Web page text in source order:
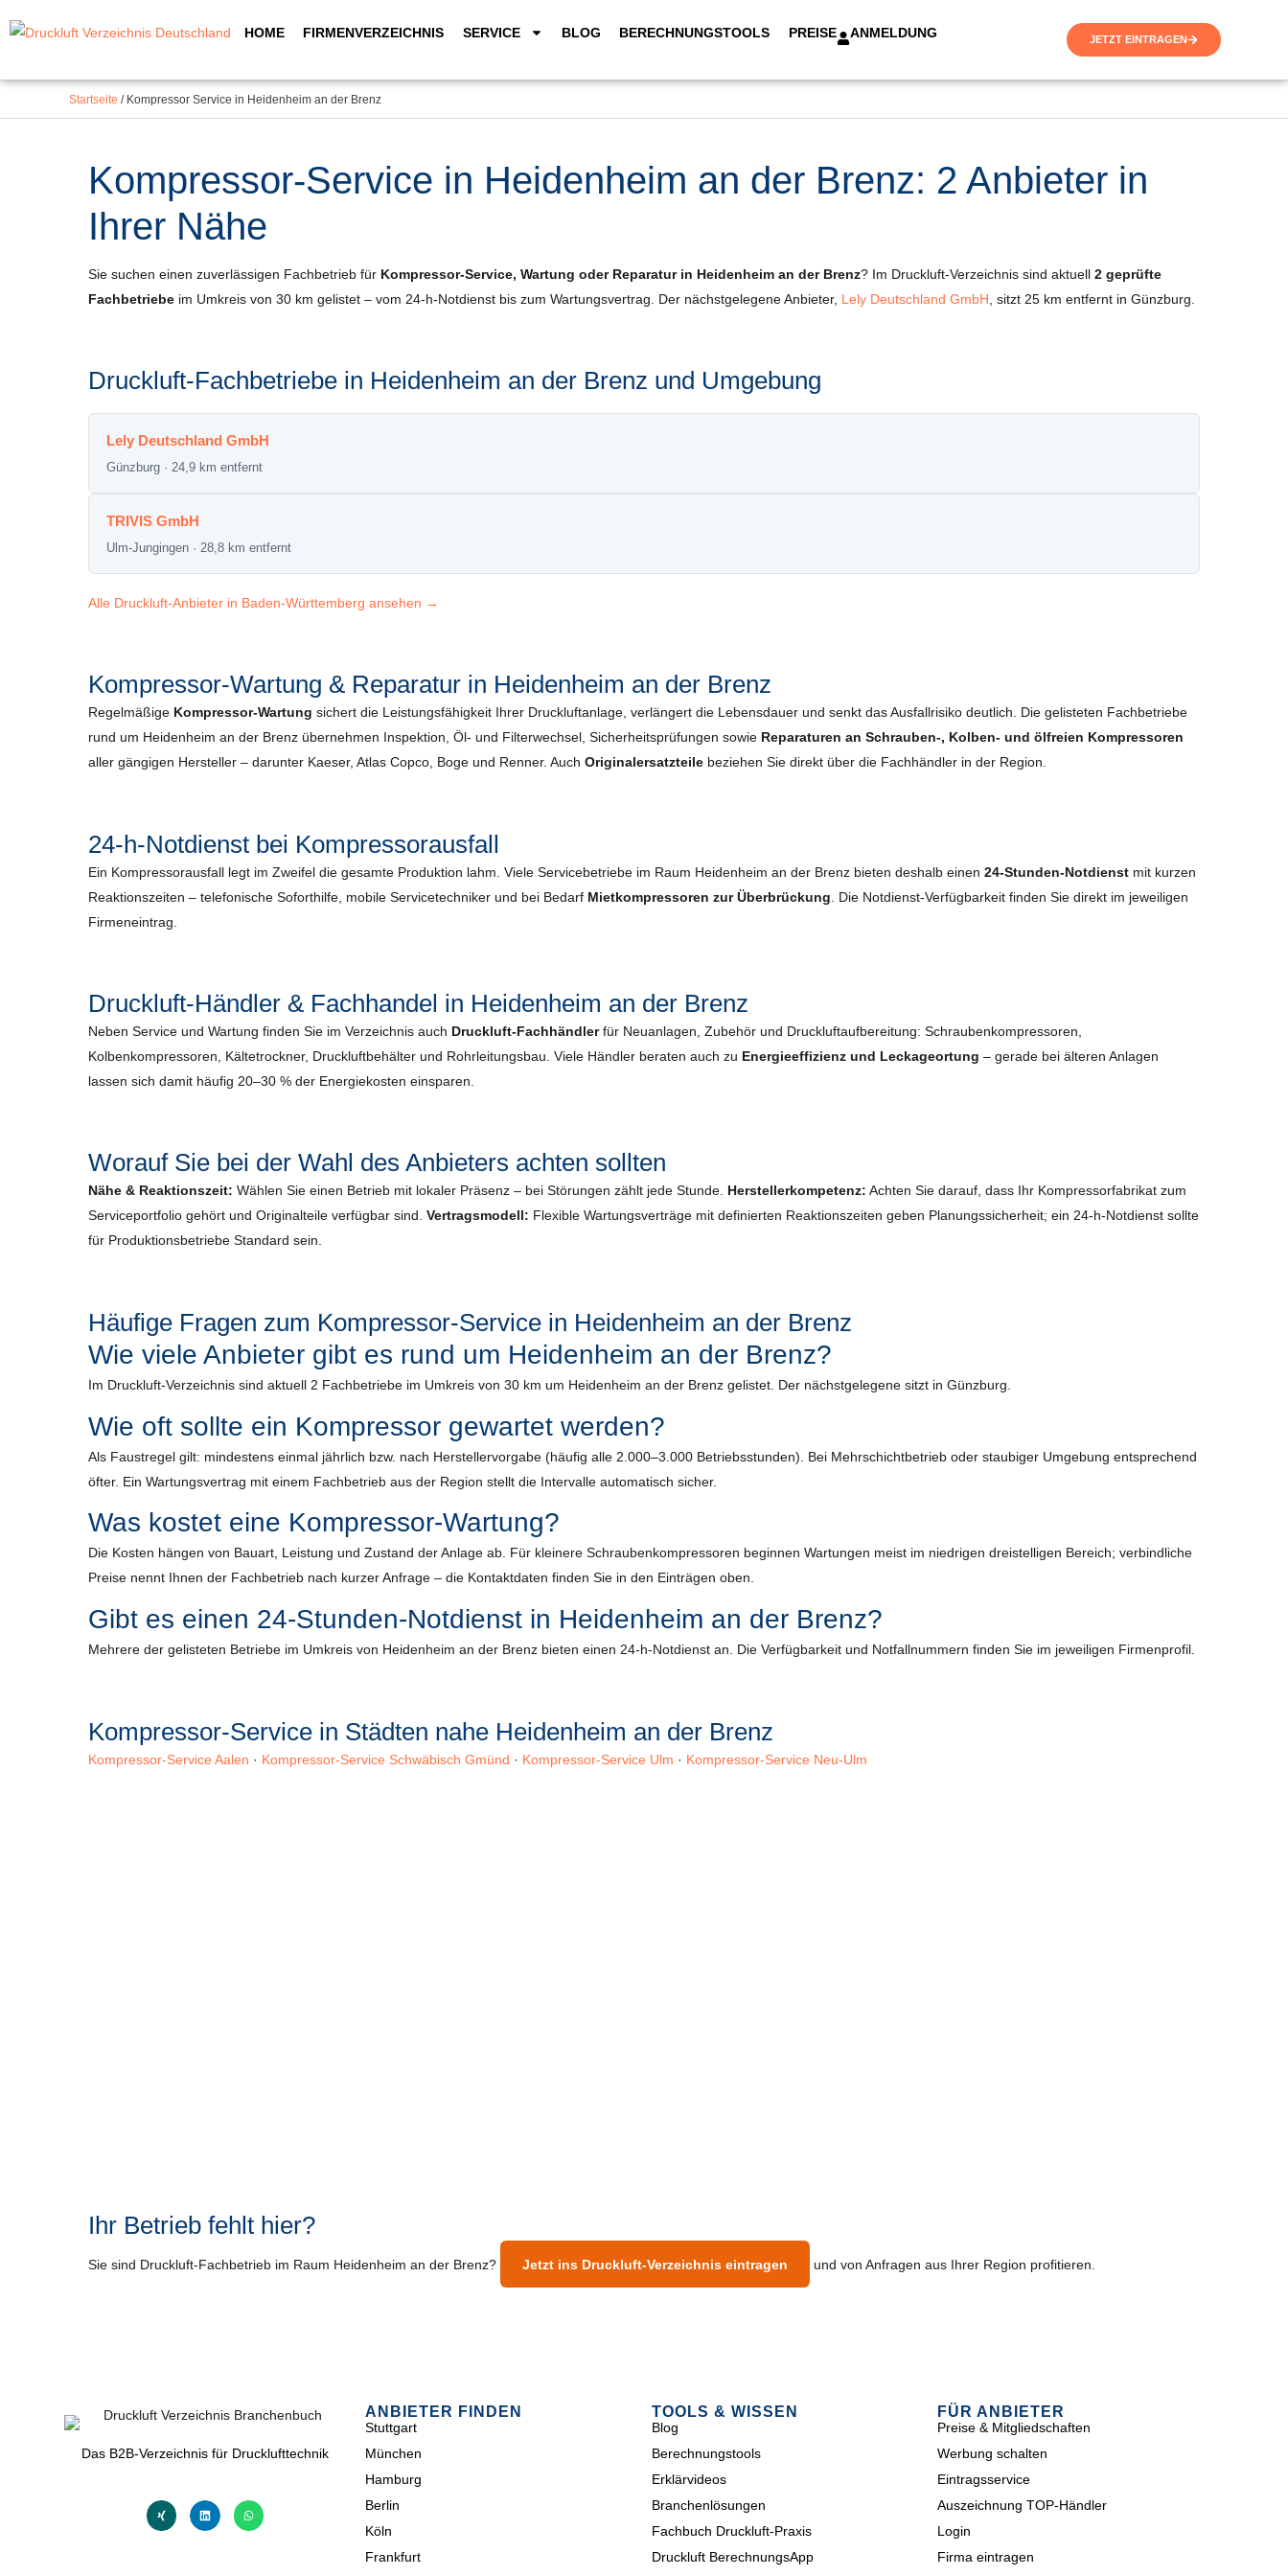
springen
Inhalt
HOME FIRMENVERZEICHNIS SERVICE BLOG BERECHNUNGSTOOLS PREISE ANMELDUNG JETZT EINTRAGEN
Startseite / Kompressor Service in Heidenheim an der Brenz
Kompressor-Service in Heidenheim an der Brenz: 2 Anbieter in
Ihrer Nähe
Sie suchen einen zuverlässigen Fachbetrieb für Kompressor-Service, Wartung oder Reparatur in Heidenheim an der Brenz? Im Druckluft-Verzeichnis sind aktuell 2 geprüfte
Fachbetriebe im Umkreis von 30 km gelistet – vom 24-h-Notdienst bis zum Wartungsvertrag. Der nächstgelegene Anbieter, Lely Deutschland GmbH , sitzt 25 km entfernt in Günzburg.
Druckluft-Fachbetriebe in Heidenheim an der Brenz und Umgebung
Lely Deutschland GmbH
Günzburg · 24,9 km entfernt
TRIVIS GmbH
Ulm-Jungingen · 28,8 km entfernt
Alle Druckluft-Anbieter in Baden-Württemberg ansehen →
Kompressor-Wartung & Reparatur in Heidenheim an der Brenz
Regelmäßige Kompressor-Wartung sichert die Leistungsfähigkeit Ihrer Druckluftanlage, verlängert die Lebensdauer und senkt das Ausfallrisiko deutlich. Die gelisteten Fachbetriebe
rund um Heidenheim an der Brenz übernehmen Inspektion, Öl- und Filterwechsel, Sicherheits­prüfungen sowie Reparaturen an Schrauben-, Kolben- und ölfreien Kompressoren
aller gängigen Hersteller – darunter Kaeser, Atlas Copco, Boge und Renner. Auch Originalersatzteile beziehen Sie direkt über die Fachhändler in der Region.
24-h-Notdienst bei Kompressorausfall
Ein Kompressorausfall legt im Zweifel die gesamte Produktion lahm. Viele Servicebetriebe im Raum Heidenheim an der Brenz bieten deshalb einen 24-Stunden-Notdienst mit kurzen
Reaktionszeiten – telefonische Soforthilfe, mobile Servicetechniker und bei Bedarf Mietkompressoren zur Überbrückung . Die Notdienst-Verfügbarkeit finden Sie direkt im jeweiligen
Firmeneintrag.
Druckluft-Händler & Fachhandel in Heidenheim an der Brenz
Neben Service und Wartung finden Sie im Verzeichnis auch Druckluft-Fachhändlerfür Neuanlagen, Zubehör und Druckluftaufbereitung: Schraubenkompressoren,
Kolbenkompressoren, Kältetrockner, Druckluftbehälter und Rohrleitungsbau. Viele Händler beraten auch zu Energieeffizienz und Leckageortung – gerade bei älteren Anlagen
lassen sich damit häufig 20–30 % der Energiekosten einsparen.
Worauf Sie bei der Wahl des Anbieters achten sollten
Nähe & Reaktionszeit: Wählen Sie einen Betrieb mit lokaler Präsenz – bei Störungen zählt jede Stunde. Herstellerkompetenz: Achten Sie darauf, dass Ihr Kompressorfabrikat zum
Serviceportfolio gehört und Originalteile verfügbar sind. Vertragsmodell: Flexible Wartungsverträge mit definierten Reaktionszeiten geben Planungssicherheit; ein 24-h-Notdienst sollte
für Produktionsbetriebe Standard sein.
Häufige Fragen zum Kompressor-Service in Heidenheim an der Brenz
Wie viele Anbieter gibt es rund um Heidenheim an der Brenz?
Im Druckluft-Verzeichnis sind aktuell 2 Fachbetriebe im Umkreis von 30 km um Heidenheim an der Brenz gelistet. Der nächstgelegene sitzt in Günzburg.
Wie oft sollte ein Kompressor gewartet werden?
Als Faustregel gilt: mindestens einmal jährlich bzw. nach Herstellervorgabe (häufig alle 2.000–3.000 Betriebsstunden). Bei Mehrschichtbetrieb oder staubiger Umgebung entsprechend
öfter. Ein Wartungsvertrag mit einem Fachbetrieb aus der Region stellt die Intervalle automatisch sicher.
Was kostet eine Kompressor-Wartung?
Die Kosten hängen von Bauart, Leistung und Zustand der Anlage ab. Für kleinere Schraubenkompressoren beginnen Wartungen meist im niedrigen dreistelligen Bereich; verbindliche
Preise nennt Ihnen der Fachbetrieb nach kurzer Anfrage – die Kontaktdaten finden Sie in den Einträgen oben.
Gibt es einen 24-Stunden-Notdienst in Heidenheim an der Brenz?
Mehrere der gelisteten Betriebe im Umkreis von Heidenheim an der Brenz bieten einen 24-h-Notdienst an. Die Verfügbarkeit und Notfallnummern finden Sie im jeweiligen Firmenprofil.
Kompressor-Service in Städten nahe Heidenheim an der Brenz
Kompressor-Service Aalen · Kompressor-Service Schwäbisch Gmünd · Kompressor-Service Ulm · Kompressor-Service Neu-Ulm
Ihr Betrieb fehlt hier?
Sie sind Druckluft-Fachbetrieb im Raum Heidenheim an der Brenz? Jetzt ins Druckluft-Verzeichnis eintragen und von Anfragen aus Ihrer Region profitieren.
Das B2B-Verzeichnis für Drucklufttechnik
ANBIETER FINDEN
Stuttgart
München
Hamburg
Berlin
Köln
Frankfurt
TOOLS & WISSEN
Blog
Berechnungstools
Erklärvideos
Branchenlösungen
Fachbuch Druckluft-Praxis
Druckluft BerechnungsApp
FÜR ANBIETER
Preise & Mitgliedschaften
Werbung schalten
Eintragsservice
Auszeichnung TOP-Händler
Login
Firma eintragen